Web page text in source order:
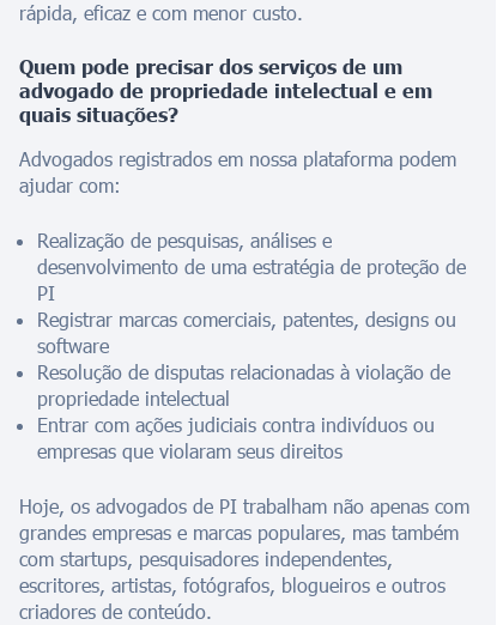
rápida, eficaz e com menor custo.
Quem pode precisar dos serviços de um
advogado de propriedade intelectual e em
quais situações?
Advogados registrados em nossa plataforma podem
ajudar com:
Realização de pesquisas, análises e
desenvolvimento de uma estratégia de proteção de
PI
Registrar marcas comerciais, patentes, designs ou
software
Resolução de disputas relacionadas à violação de
propriedade intelectual
Entrar com ações judiciais contra indivíduos ou
empresas que violaram seus direitos
Hoje, os advogados de PI trabalham não apenas com
grandes empresas e marcas populares, mas também
com startups, pesquisadores independentes,
escritores, artistas, fotógrafos, blogueiros e outros
criadores de conteúdo.